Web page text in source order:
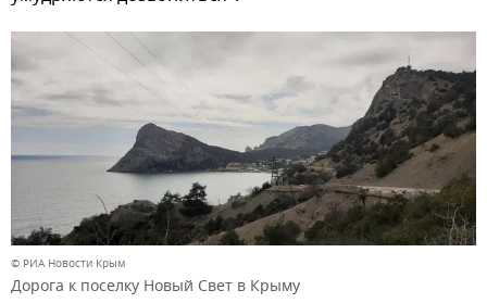
© РИА Новости Крым
Дорога к поселку Новый Свет в Крыму